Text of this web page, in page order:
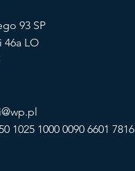
93 SP
46a LO
1025 1000 0090 6601 7816